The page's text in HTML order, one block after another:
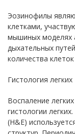
Эозинофилы
клетками,
мышиных моделях
дыхательных
количества
Гистология легких
Воспаление
гистологии
(H&E)